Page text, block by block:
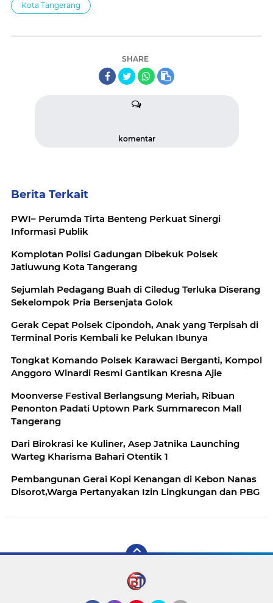
Kota Tangerang
SHARE
komentar
Berita Terkait
PWI– Perumda Tirta Benteng Perkuat Sinergi
Informasi Publik
Komplotan Polisi Gadungan Dibekuk Polsek
Jatiuwung Kota Tangerang
Sejumlah Pedagang Buah di Ciledug Terluka Diserang
Sekelompok Pria Bersenjata Golok
Gerak Cepat Polsek Cipondoh, Anak yang Terpisah di
Terminal Poris Kembali ke Pelukan Ibunya
Tongkat Komando Polsek Karawaci Berganti, Kompol
Anggoro Winardi Resmi Gantikan Kresna Ajie
Moonverse Festival Berlangsung Meriah, Ribuan
Penonton Padati Uptown Park Summarecon Mall
Tangerang
Dari Birokrasi ke Kuliner, Asep Jatnika Launching
Warteg Kharisma Bahari Otentik 1
Pembangunan Gerai Kopi Kenangan di Kebon Nanas
Disorot,Warga Pertanyakan Izin Lingkungan dan PBG